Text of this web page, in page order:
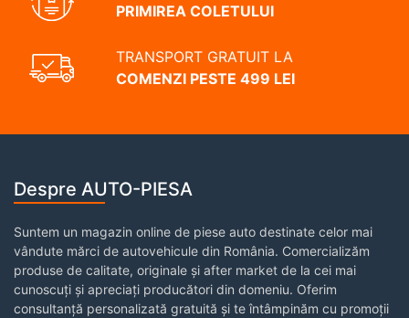
PRIMIREA COLETULUI
TRANSPORT GRATUIT LA
COMENZI PESTE 499 LEI
Despre AUTO-PIESA
Suntem un magazin online de piese auto destinate celor mai
vândute mărci de autovehicule din România. Comercializăm
produse de calitate, originale și after market de la cei mai
cunoscuți și apreciați producători din domeniu. Oferim
consultanță personalizată gratuită și te întâmpinăm cu promoții